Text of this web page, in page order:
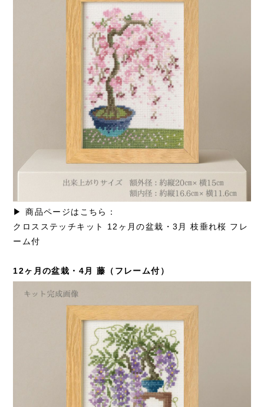
▶ 商品ページはこちら：
クロスステッチキット 12ヶ月の盆栽・3月 枝垂れ桜 フレ
ーム付
12ヶ月の盆栽・4月 藤（フレーム付）